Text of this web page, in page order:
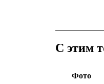
С этим
Фото